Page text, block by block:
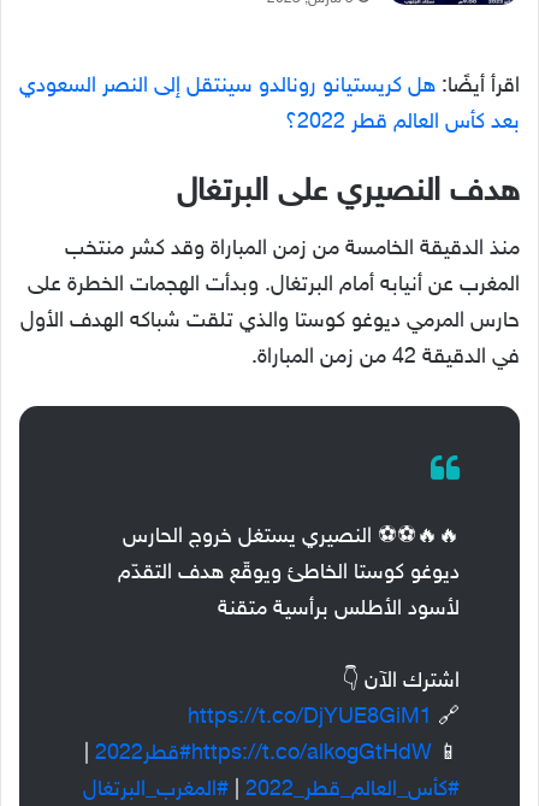
اقرأ أيضًا: هل كريستيانو رونالدو سينتقل إلى النصر السعودي
بعد كأس العالم قطر 2022؟
هدف النصيري على البرتغال
منذ الدقيقة الخامسة من زمن المباراة وقد كشر منتخب
المغرب عن أنيابه أمام البرتغال. وبدأت الهجمات الخطرة على
حارس المرمي ديوغو كوستا والذي تلقت شباكه الهدف الأول
في الدقيقة 42 من زمن المباراة.
🔥🔥⚽️⚽️ النصيري يستغل خروج الحارس
ديوغو كوستا الخاطئ ويوقّع هدف التقدّم
لأسود الأطلس برأسية متقنة
اشترك الآن 👇
🔗
https://t.co/DjYUE8GiM1
📱
https://t.co/alkogGtHdW#قطر2022
#كأس_العالم_قطر_2022
#المغرب_البرتغال